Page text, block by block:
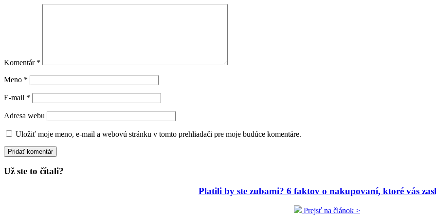
Komentár *
Meno *
E-mail *
Adresa webu
Uložiť moje meno, e-mail a webovú stránku v tomto prehliadači pre moje budúce komentáre.
Už ste to čítali?
Platili by ste zubami? 6 faktov o nakupovaní, ktoré vás
Prejsť na článok >